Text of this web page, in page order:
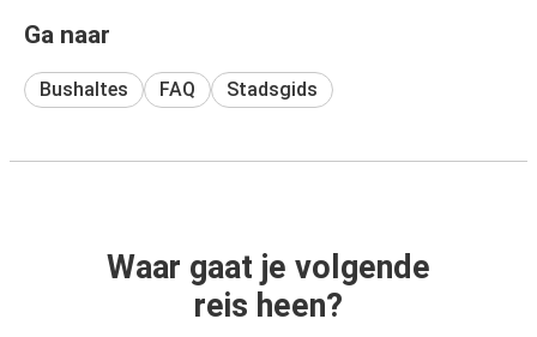
Ga naar
Bushaltes FAQ Stadsgids
Waar gaat je volgende
reis heen?